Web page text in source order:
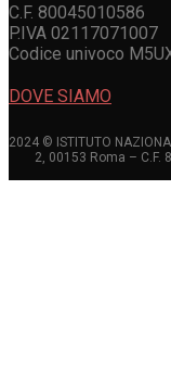
C.F. 80045010586
P.IVA 02117071007
Codice univoco
DOVE SIAMO
2024 © ISTITUTO
2, 00153 Roma – C.F.